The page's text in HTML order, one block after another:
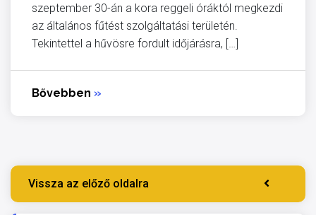
szeptember 30-án a kora reggeli óráktól megkezdi
az általános fűtést szolgáltatási területén.
Tekintettel a hűvösre fordult időjárásra, […]
Bővebben »
Vissza az előző oldalra